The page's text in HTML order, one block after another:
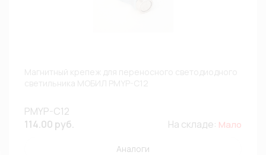
PMYP-C12
114.00 руб.
На складе: Мало
Аналоги